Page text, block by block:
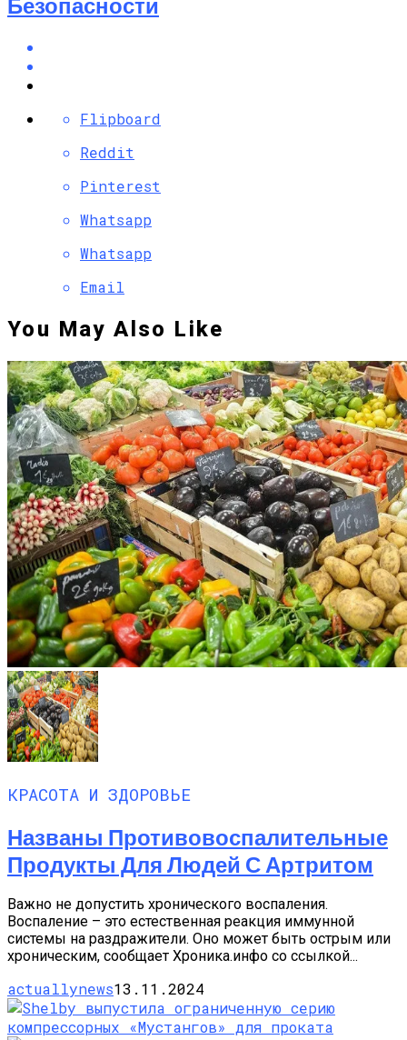
Безопасности
Flipboard
Reddit
Pinterest
Whatsapp
Whatsapp
Email
You May Also Like
КРАСОТА И ЗДОРОВЬЕ
Названы Противовоспалительные
Продукты Для Людей С Артритом
Важно не допустить хронического воспаления.
Воспаление – это естественная реакция иммунной
системы на раздражители. Оно может быть острым или
хроническим, сообщает Хроника.инфо со ссылкой...
actuallynews13.11.2024